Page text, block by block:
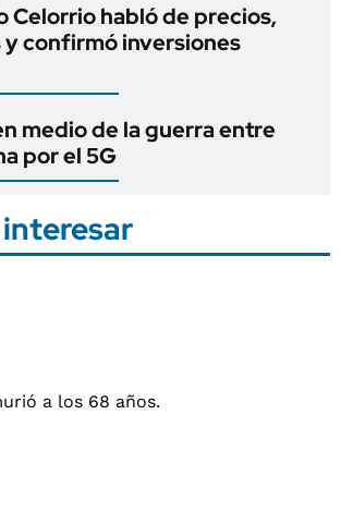
Celorrio habló de precios,
confirmó inversiones
medio de la guerra entre
por el 5G